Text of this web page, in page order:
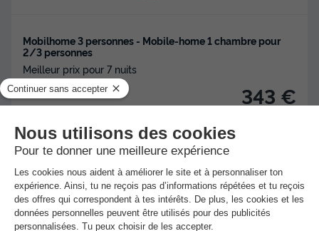
Mobilhome 3 personnes - Mobile-home 1 chambre pour
2/3 personnes
Meilleur prix pour 7 nuits
343 €
Voir les hébergements